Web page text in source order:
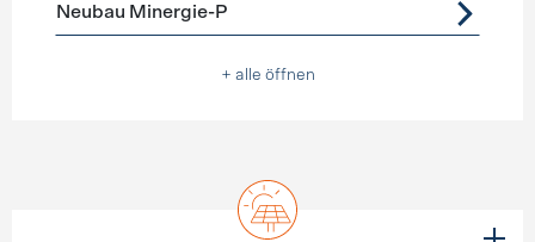
Neubau Minergie-P
+ alle öffnen